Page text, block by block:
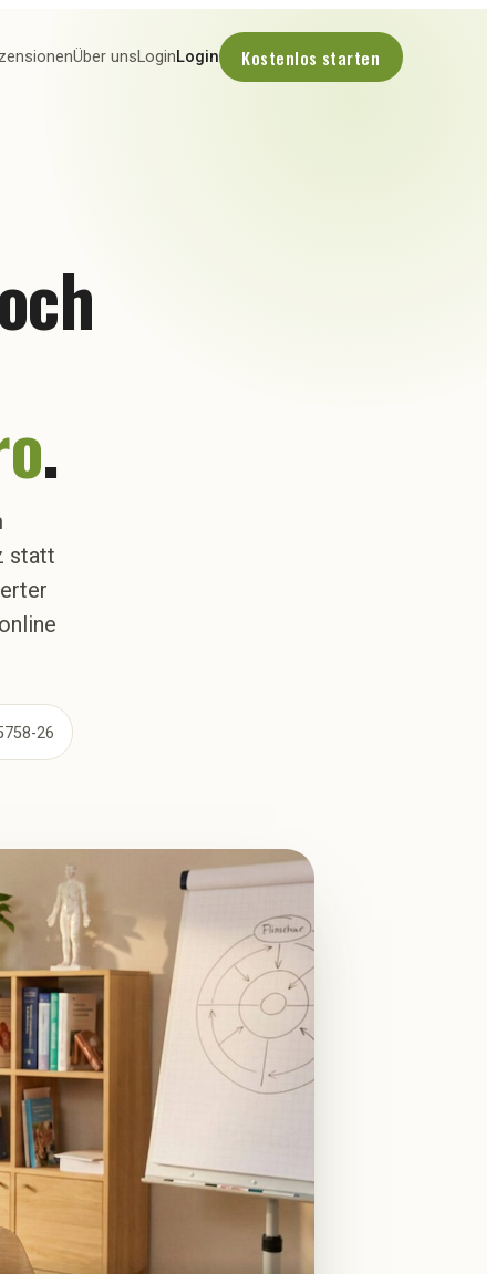
Über unsLoginLogin Kostenlos starten
.
statt
26